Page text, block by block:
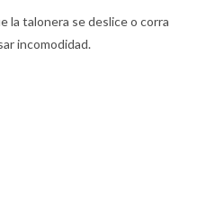
la talonera se deslice o corra
incomodidad.